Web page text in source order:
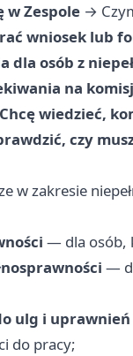
w Zespole →
wniosek lub
dla osób z
na
Chcę wiedzieć,
czy
w zakresie
— dla osób,
—
ulg i uprawnień
do pracy;